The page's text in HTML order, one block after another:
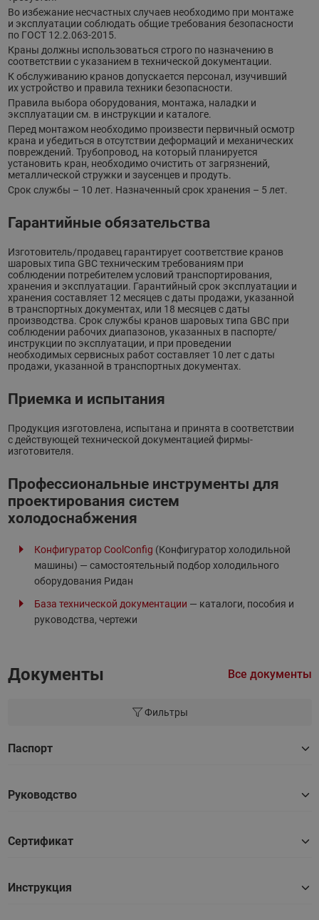
Во избежание несчастных случаев необходимо при монтаже
и эксплуатации соблюдать общие требования безопасности
по ГОСТ 12.2.063-2015.
Краны должны использоваться строго по назначению в
соответствии с указанием в технической документации.
К обслуживанию кранов допускается персонал, изучивший
их устройство и правила техники безопасности.
Правила выбора оборудования, монтажа, наладки и
эксплуатации см. в инструкции и каталоге.
Перед монтажом необходимо произвести первичный осмотр
крана и убедиться в отсутствии деформаций и механических
повреждений. Трубопровод, на который планируется
установить кран, необходимо очистить от загрязнений,
металлической стружки и заусенцев и продуть.
Срок службы – 10 лет. Назначенный срок хранения – 5 лет.
Гарантийные обязательства
Изготовитель/продавец гарантирует соответствие кранов
шаровых типа GBC техническим требованиям при
соблюдении потребителем условий транспортирования,
хранения и эксплуатации. Гарантийный срок эксплуатации и
хранения составляет 12 месяцев с даты продажи, указанной
в транспортных документах, или 18 месяцев с даты
производства. Срок службы кранов шаровых типа GBC при
соблюдении рабочих диапазонов, указанных в паспорте/
инструкции по эксплуатации, и при проведении
необходимых сервисных работ составляет 10 лет с даты
продажи, указанной в транспортных документах.
Приемка и испытания
Продукция изготовлена, испытана и принята в соответствии
с действующей технической документацией фирмы-
изготовителя.
Профессиональные инструменты для
проектирования систем
холодоснабжения
Конфигуратор CoolConfig (Конфигуратор холодильной
машины) — самостоятельный подбор холодильного
оборудования Ридан
База технической документации — каталоги, пособия и
руководства, чертежи
Документы Все документы
Фильтры
Паспорт
Руководство
Сертификат
Инструкция